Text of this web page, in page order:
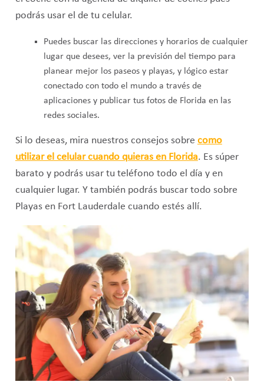
podrás usar el de tu celular.
Puedes buscar las direcciones y horarios de cualquier
lugar que desees, ver la previsión del tiempo para
planear mejor los paseos y playas, y lógico estar
conectado con todo el mundo a través de
aplicaciones y publicar tus fotos de Florida en las
redes sociales.
Si lo deseas, mira nuestros consejos sobre como
utilizar el celular cuando quieras en Florida. Es súper
barato y podrás usar tu teléfono todo el día y en
cualquier lugar. Y también podrás buscar todo sobre
Playas en Fort Lauderdale cuando estés allí.